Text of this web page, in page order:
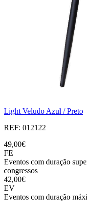
Light Veludo Azul / Preto
REF: 012122
49,00€
FE
Eventos com duração
congressos
42,00€
EV
Eventos com duração